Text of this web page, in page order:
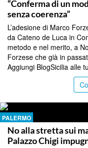
“Conferma di un
senza coerenza”
L’adesione di Marco
da Cateno de Luca in
metodo e nel merito, a
Forzese che già in
Aggiungi BlogSicilia alle
PALERMO
No alla stretta sui
Palazzo Chigi